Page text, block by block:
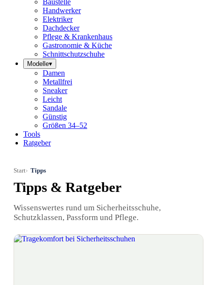
Baustelle
Handwerker
Elektriker
Dachdecker
Pflege & Krankenhaus
Gastronomie & Küche
Schnittschutzschuhe
Modelle▾
Damen
Metallfrei
Sneaker
Leicht
Sandale
Günstig
Größen 34–52
Tools
Ratgeber
Start Tipps
Tipps & Ratgeber
Wissenswertes rund um Sicherheitsschuhe,
Schutzklassen, Passform und Pflege.